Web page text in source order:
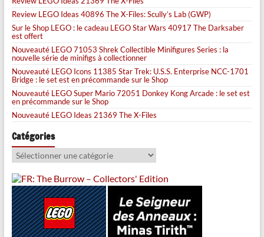
Review LEGO Ideas 40896 The X-Files: Scully’s Lab (GWP)
Sur le Shop LEGO : le cadeau LEGO Star Wars 40917 The Darksaber
est offert
Nouveauté LEGO 71053 Shrek Collectible Minifigures Series : la
nouvelle série de minifigs à collectionner
Nouveauté LEGO Icons 11385 Star Trek: U.S.S. Enterprise NCC-1701
Bridge : le set est en précommande sur le Shop
Nouveauté LEGO Super Mario 72051 Donkey Kong Arcade : le set est
en précommande sur le Shop
Nouveauté LEGO Ideas 21369 The X-Files
Catégories
Catégories